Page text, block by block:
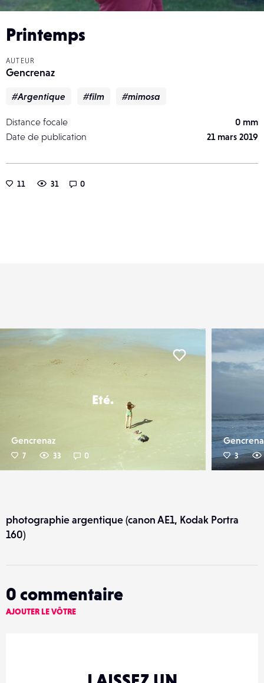
Printemps
AUTEUR
Gencrenaz
#Argentique #film #mimosa
Distance focale
0 mm
Date de publication
21 mars 2019
11 31 0
Eté.
Gencrenaz
7 33 0
Liker
3
photographie argentique (canon AE1, Kodak Portra
160)
0 commentaire
AJOUTER LE VÔTRE